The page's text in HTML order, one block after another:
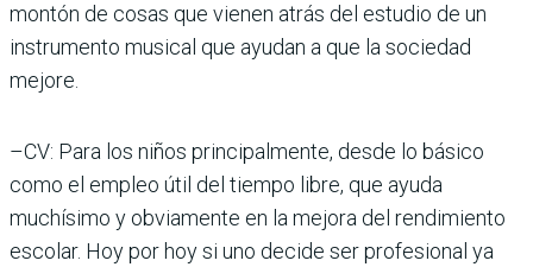
montón de cosas que vienen atrás del estudio de un
instrumento musical que ayudan a que la sociedad
mejore.
–CV: Para los niños principalmente, desde lo básico
como el empleo útil del tiempo libre, que ayuda
muchísimo y obviamente en la mejora del rendimiento
escolar. Hoy por hoy si uno decide ser profesional ya